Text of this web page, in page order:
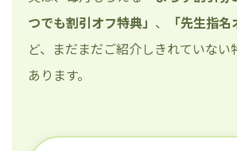
つでも割引オフ特典」 、 「先生指名
ど、まだまだご紹介しきれていない
あります。